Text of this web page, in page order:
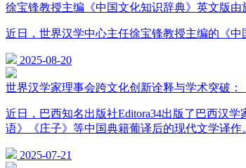
徐宝锋教授主编《中国文化知识辞典》英文版由
近日，世界汉学中心主任徐宝锋教授主编的《中
2025-08-20
世界汉学家理事会跨文化创新诠释与学术突破：
近日，巴西知名出版社Editora34出版了巴西汉
语》《庄子》等中国典籍葡译后的现代文学译作
2025-07-21